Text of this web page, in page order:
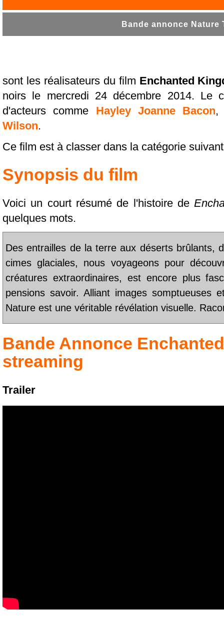
Bande annonce Nature
sont les réalisateurs du film Enchanted
noirs le mercredi 24 décembre 2014. Le
d'acteurs comme Hayley Joanne Bacon
Wilson.
Ce film est à classer dans la catégorie
Synopsis du film
Voici un court résumé de l'histoire de
quelques mots.
Des entrailles de la terre aux déserts brûlants,
cimes glaciales, nous voyageons pour
créatures extraordinaires, est encore plus
pensions savoir. Alliant images somptueuses
Nature est une véritable révélation visuelle.
Bande Annonce
streaming
Trailer